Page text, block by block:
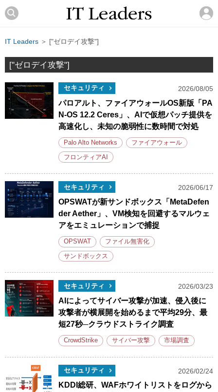
IT Leaders ＞ ["ゼロデイ攻撃"]
["ゼロデイ攻撃"]
セキュリティ 2026/08/05
パロアルト、ファイアウォールOS新版「PA
N-OS 12.2 Ceres」、AIで仮想パッチ提供を
高速化し、未知の脆弱性に数時間で対処
Palo Alto Networks ファイアウォール
フロンティアAI
セキュリティ 2026/06/17
OPSWATが新サンドボックス「MetaDefen
der Aether」、VM検知を回避するマルウェ
アをエミュレーションで捕捉
OPSWAT ファイル無害化
サンドボックス
セキュリティ 2026/03/23
AIによってサイバー攻撃が加速、侵入後に
攻撃者が横展開を始めるまで平均29分、最
短27秒─クラウドストライク調査
CrowdStrike サイバー攻撃 市場調査
セキュリティ 2026/02/24
KDDI総研、WAFホワイトリストをログから